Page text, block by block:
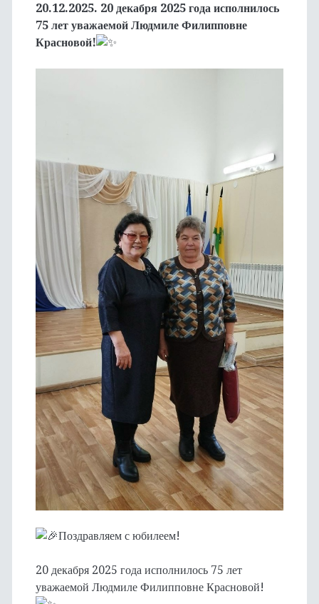
20.12.2025. 20 декабря 2025 года исполнилось
75 лет уважаемой Людмиле Филипповне
Красновой!
Поздравляем с юбилеем!
20 декабря 2025 года исполнилось 75 лет
уважаемой Людмиле Филипповне Красновой!